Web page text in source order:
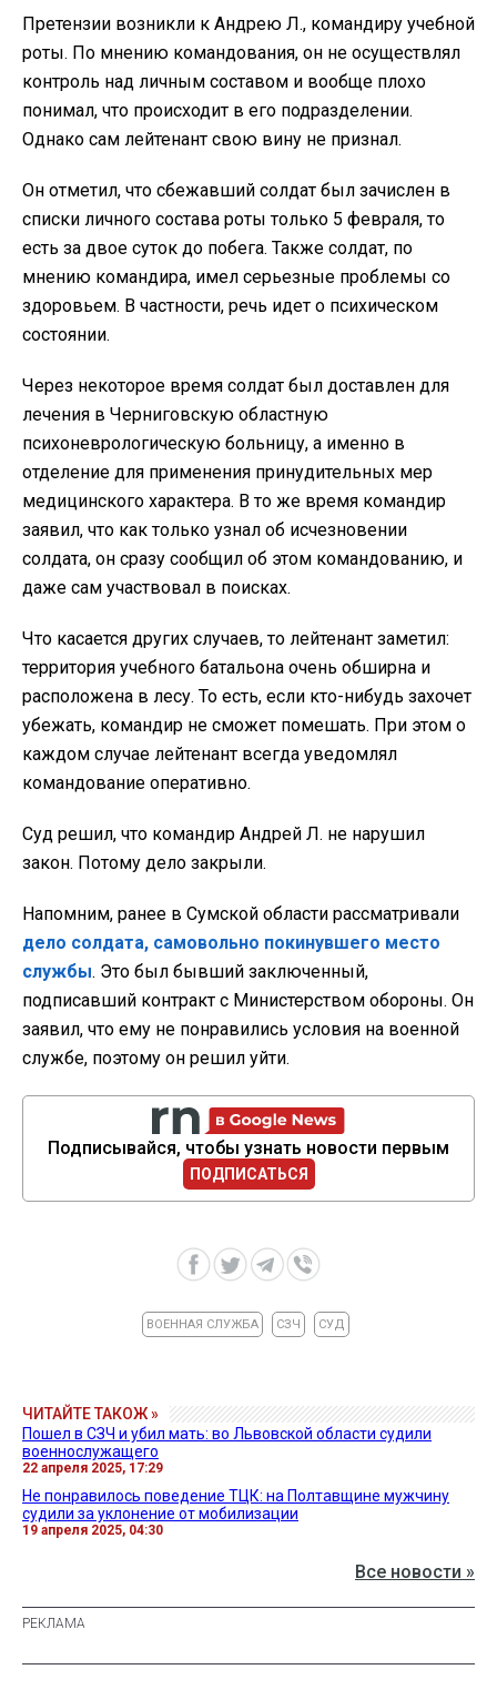
Претензии возникли к Андрею Л., командиру учебной
роты. По мнению командования, он не осуществлял
контроль над личным составом и вообще плохо
понимал, что происходит в его подразделении.
Однако сам лейтенант свою вину не признал.
Он отметил, что сбежавший солдат был зачислен в
списки личного состава роты только 5 февраля, то
есть за двое суток до побега. Также солдат, по
мнению командира, имел серьезные проблемы со
здоровьем. В частности, речь идет о психическом
состоянии.
Через некоторое время солдат был доставлен для
лечения в Черниговскую областную
психоневрологическую больницу, а именно в
отделение для применения принудительных мер
медицинского характера. В то же время командир
заявил, что как только узнал об исчезновении
солдата, он сразу сообщил об этом командованию, и
даже сам участвовал в поисках.
Что касается других случаев, то лейтенант заметил:
территория учебного батальона очень обширна и
расположена в лесу. То есть, если кто-нибудь захочет
убежать, командир не сможет помешать. При этом о
каждом случае лейтенант всегда уведомлял
командование оперативно.
Суд решил, что командир Андрей Л. не нарушил
закон. Потому дело закрыли.
Напомним, ранее в Сумской области рассматривали
дело солдата, самовольно покинувшего место
службы. Это был бывший заключенный,
подписавший контракт с Министерством обороны. Он
заявил, что ему не понравились условия на военной
службе, поэтому он решил уйти.
Подписывайся, чтобы узнать новости первым
ПОДПИСАТЬСЯ
ВОЕННАЯ СЛУЖБА СЗЧ СУД
ЧИТАЙТЕ ТАКОЖ »
Пошел в СЗЧ и убил мать: во Львовской области судили
военнослужащего
22 апреля 2025, 17:29
Не понравилось поведение ТЦК: на Полтавщине мужчину
судили за уклонение от мобилизации
19 апреля 2025, 04:30
Все новости »